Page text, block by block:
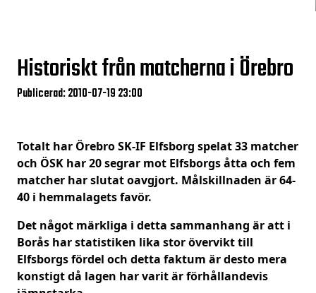
Historiskt från matcherna i Örebro
Publicerad: 2010-07-19 23:00
Totalt har Örebro SK-IF Elfsborg spelat 33 matcher
och ÖSK har 20 segrar mot Elfsborgs åtta och fem
matcher har slutat oavgjort. Målskillnaden är 64-
40 i hemmalagets favör.
Det något märkliga i detta sammanhang är att i
Borås har statistiken lika stor övervikt till
Elfsborgs fördel och detta faktum är desto mera
konstigt då lagen har varit är förhållandevis